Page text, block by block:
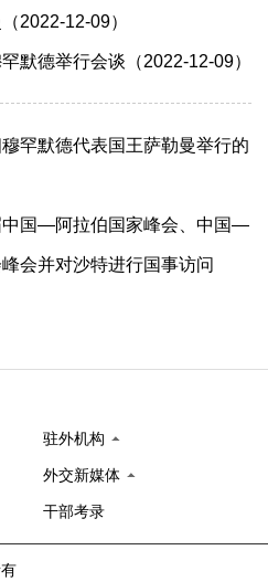
2022-12-09）
默德举行会谈（2022-12-09）
罕默德代表国王萨勒曼举行的
中国—阿拉伯国家峰会、中国—
会并对沙特进行国事访问
驻外机构
外交新媒体
干部考录